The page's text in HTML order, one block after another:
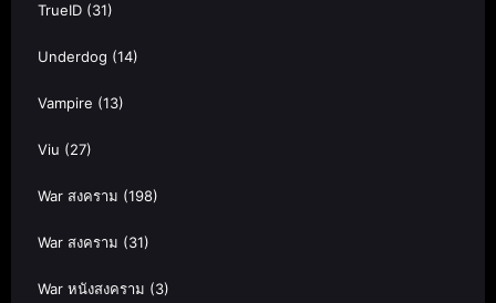
TrueID (31)
Underdog (14)
Vampire (13)
Viu (27)
War สงคราม (198)
War สงคราม (31)
War หนังสงคราม (3)